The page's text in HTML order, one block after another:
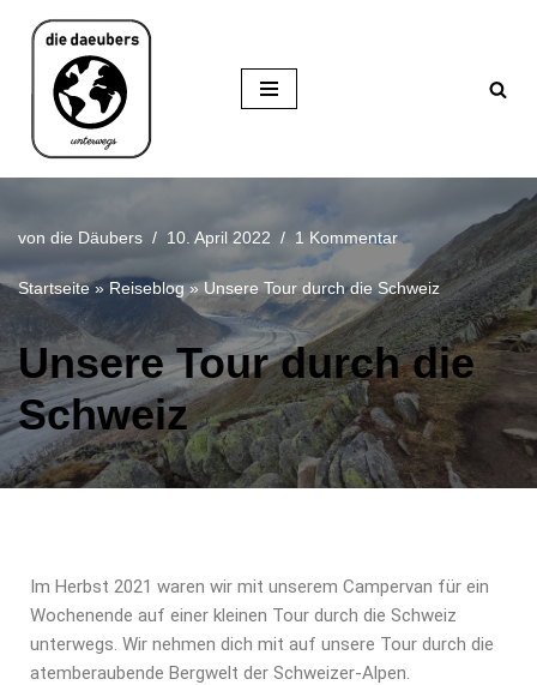
Inhalt
springen
von die Däubers 10. April 2022 1 Kommentar
Startseite» Reiseblog» Unsere Tour durch die Schweiz
Unsere Tour durch die
Schweiz
Im Herbst 2021 waren wir mit unserem Campervan für ein
Wochenende auf einer kleinen Tour durch die Schweiz
unterwegs. Wir nehmen dich mit auf unsere Tour durch die
atemberaubende Bergwelt der Schweizer-Alpen.